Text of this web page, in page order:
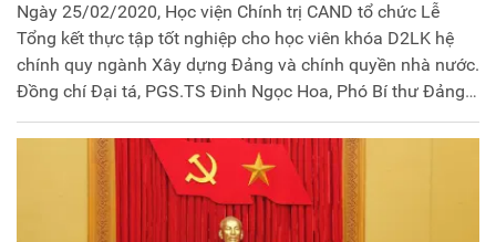
Ngày 25/02/2020, Học viện Chính trị CAND tổ chức Lễ
Tổng kết thực tập tốt nghiệp cho học viên khóa D2LK hệ
chính quy ngành Xây dựng Đảng và chính quyền nhà nước.
Đồng chí Đại tá, PGS.TS Đinh Ngọc Hoa, Phó Bí thư Đảng
ủy, Phó Giám đốc Học viện chủ trì buổi Lễ